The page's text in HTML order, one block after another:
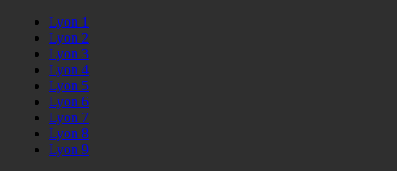
Lyon 1
Lyon 2
Lyon 3
Lyon 4
Lyon 5
Lyon 6
Lyon 7
Lyon 8
Lyon 9